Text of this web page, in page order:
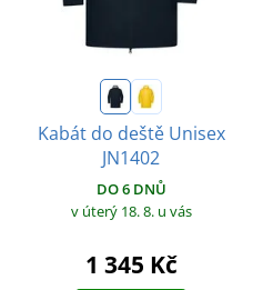
Kabát do deště Unisex
JN1402
DO 6 DNŮ
v úterý 18. 8. u vás
1 345 Kč